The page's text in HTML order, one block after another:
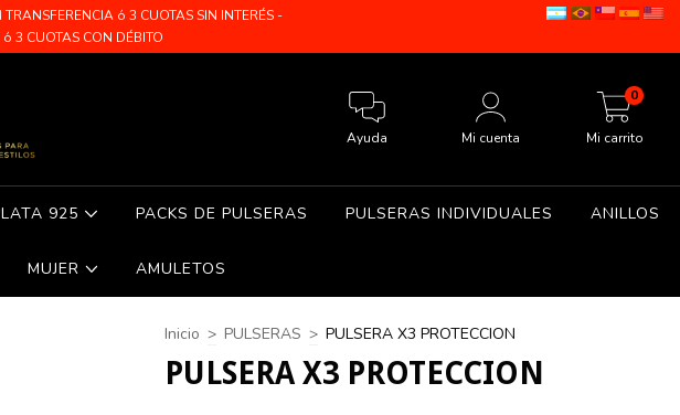
ó 3 CUOTAS SIN INTERÉS -
3 CUOTAS CON DÉBITO
Ayuda Mi cuenta Mi carrito
0
925 PACKS DE PULSERAS PULSERAS INDIVIDUALES ANILLOS
MUJER AMULETOS
Inicio > PULSERAS > PULSERA X3 PROTECCION
PULSERA X3 PROTECCION